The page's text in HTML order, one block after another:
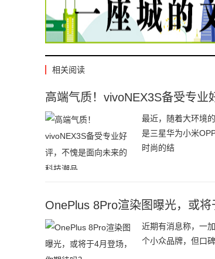
相关阅读
高端气质！vivoNEX3S备受专
最近，随着大环境
是三星华为小米
时尚的结
OnePlus 8Pro渲染图曝光，或将
近期有消息称，一
个小众品牌，但口